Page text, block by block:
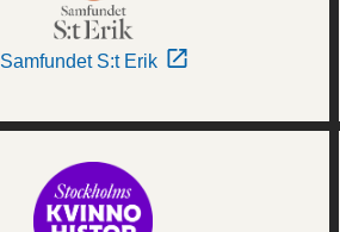
Samfundet S:t Erik